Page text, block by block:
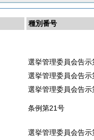
種別番号
選挙管理委員会告示
選挙管理委員会告示
選挙管理委員会告示
条例第21号
選挙管理委員会告示